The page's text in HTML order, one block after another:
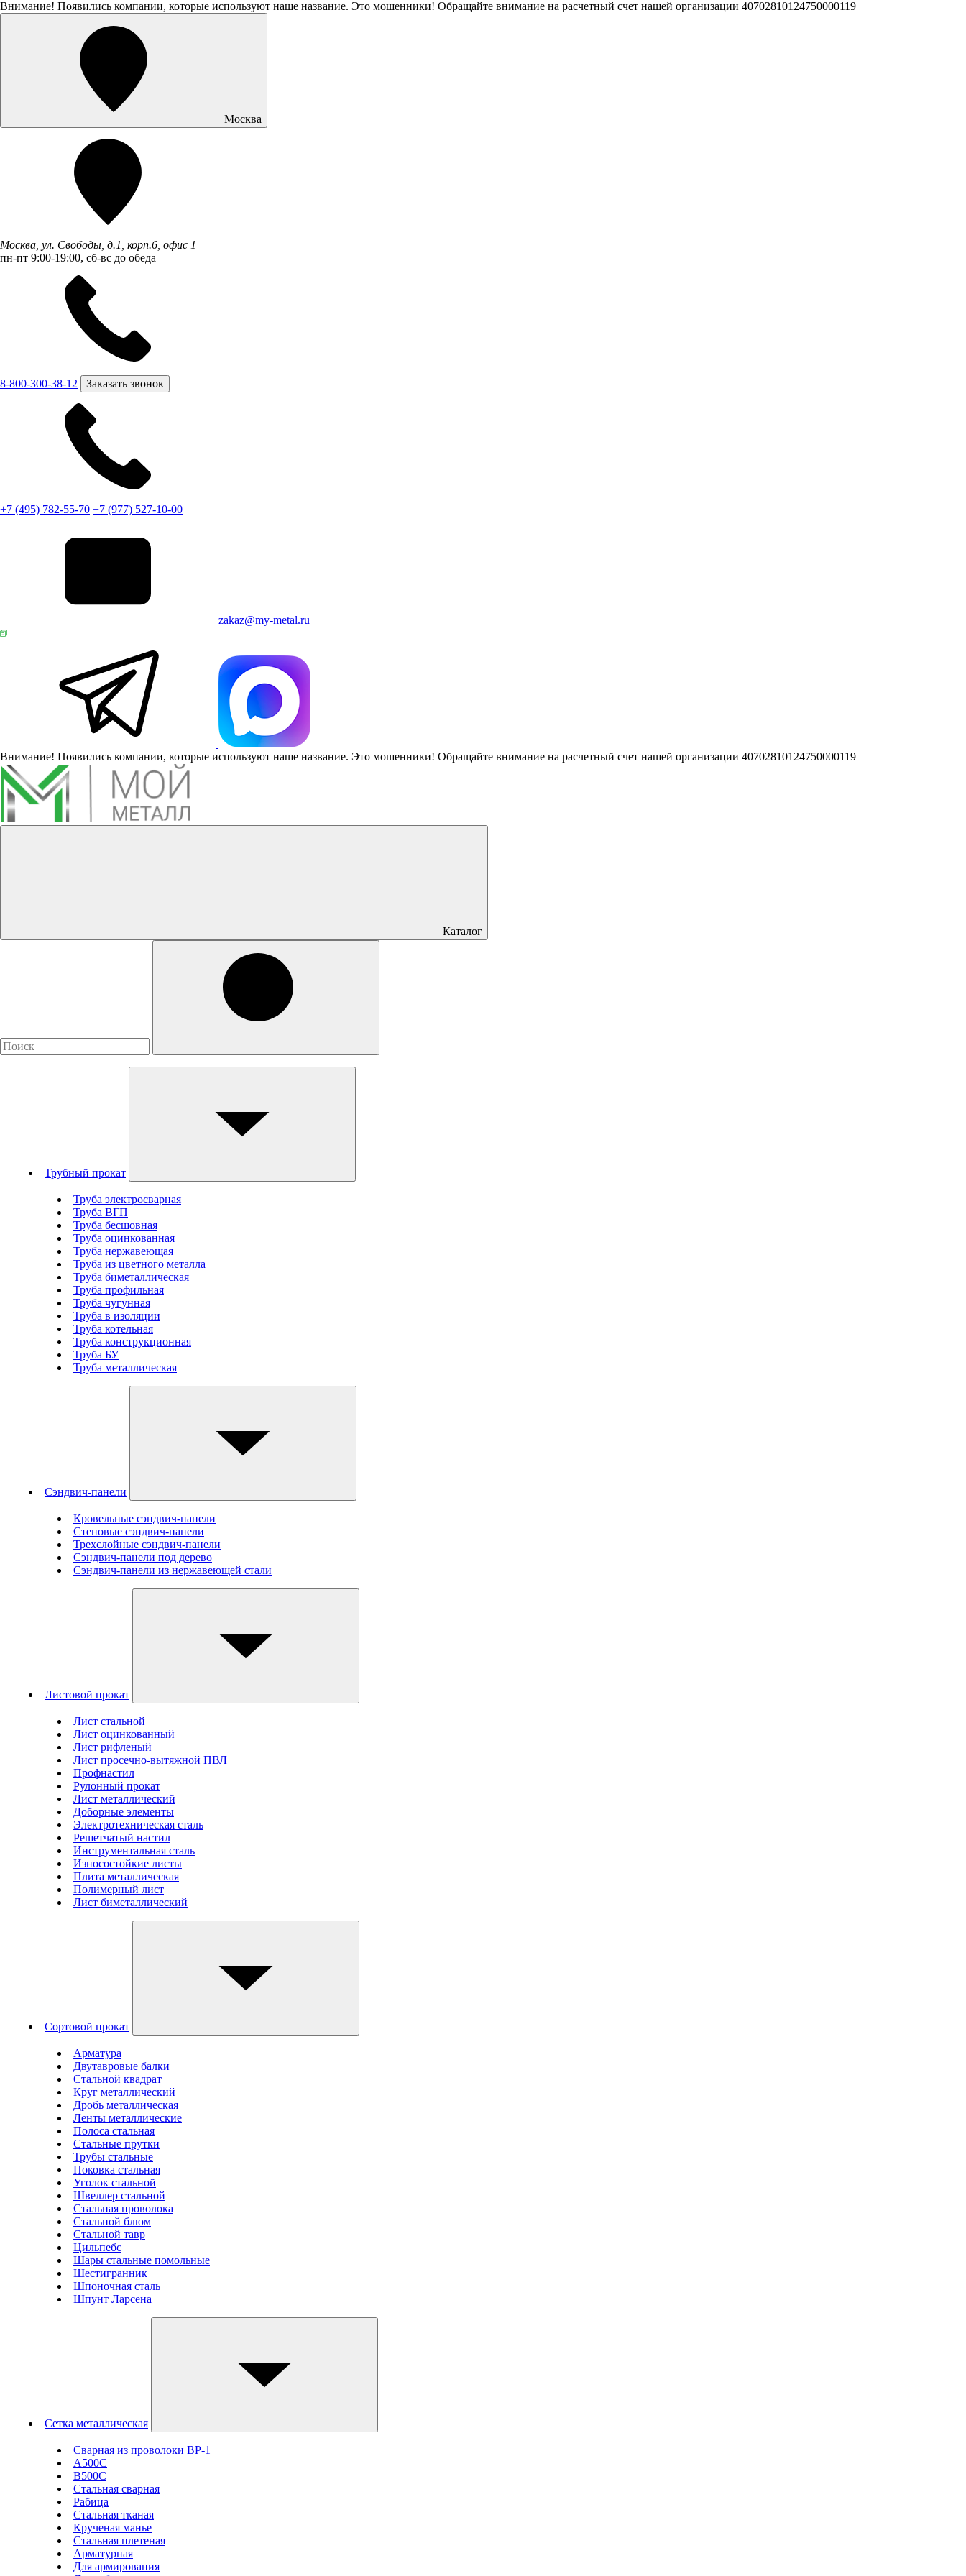
Внимание! Появились компании, которые используют наше название. Это мошенники! Обращайте внимание на расчетный счет нашей организации 40702810124750000119
Москва
Москва, ул. Свободы, д.1, корп.6, офис 1
пн-пт 9:00-19:00, сб-вс до обеда
8-800-300-38-12 Заказать звонок
+7 (495) 782-55-70 +7 (977) 527-10-00
zakaz@my-metal.ru
Внимание! Появились компании, которые используют наше название. Это мошенники! Обращайте внимание на расчетный счет нашей организации 40702810124750000119
Каталог
Трубный прокат
Труба электросварная
Труба ВГП
Труба бесшовная
Труба оцинкованная
Труба нержавеющая
Труба из цветного металла
Труба биметаллическая
Труба профильная
Труба чугунная
Труба в изоляции
Труба котельная
Труба конструкционная
Труба БУ
Труба металлическая
Сэндвич-панели
Кровельные сэндвич-панели
Стеновые cэндвич-панели
Трехслойные сэндвич-панели
Сэндвич-панели под дерево
Сэндвич-панели из нержавеющей стали
Листовой прокат
Лист стальной
Лист оцинкованный
Лист рифленый
Лист просечно-вытяжной ПВЛ
Профнастил
Рулонный прокат
Лист металлический
Доборные элементы
Электротехническая сталь
Решетчатый настил
Инструментальная сталь
Износостойкие листы
Плита металлическая
Полимерный лист
Лист биметаллический
Сортовой прокат
Арматура
Двутавровые балки
Стальной квадрат
Круг металлический
Дробь металлическая
Ленты металлические
Полоса стальная
Стальные прутки
Трубы стальные
Поковка стальная
Уголок стальной
Швеллер стальной
Стальная проволока
Стальной блюм
Стальной тавр
Цильпебс
Шары стальные помольные
Шестигранник
Шпоночная сталь
Шпунт Ларсена
Сетка металлическая
Сварная из проволоки ВР-1
А500С
В500С
Стальная сварная
Рабица
Стальная тканая
Крученая манье
Стальная плетеная
Арматурная
Для армирования